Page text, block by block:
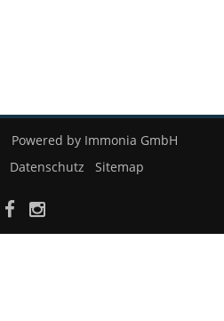
Powered by Immonia GmbH
Datenschutz Sitemap